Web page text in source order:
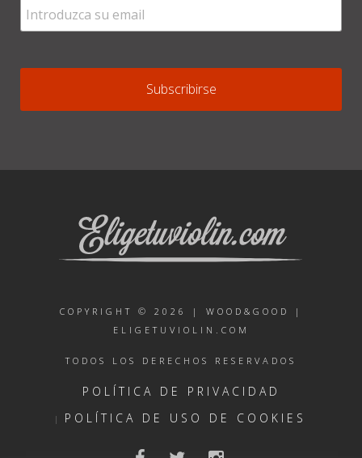
COPYRIGHT © 2026 | WOOD&GOOD
|
ELIGETUVIOLIN.COM
TODOS LOS DERECHOS RESERVADOS
POLÍTICA DE PRIVACIDAD
POLÍTICA DE USO DE COOKIES